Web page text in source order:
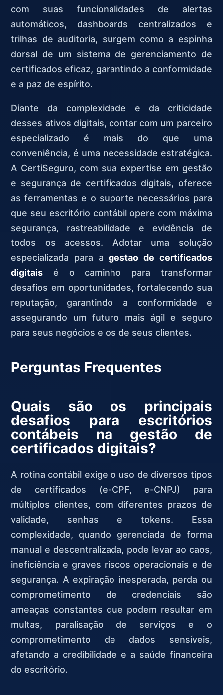
com suas funcionalidades de alertas
automáticos, dashboards centralizados e
trilhas de auditoria, surgem como a espinha
dorsal de um sistema de gerenciamento de
certificados eficaz, garantindo a conformidade
e a paz de espírito.
Diante da complexidade e da criticidade
desses ativos digitais, contar com um parceiro
especializado é mais do que uma
conveniência, é uma necessidade estratégica.
A CertiSeguro, com sua expertise em gestão
e segurança de certificados digitais, oferece
as ferramentas e o suporte necessários para
que seu escritório contábil opere com máxima
segurança, rastreabilidade e evidência de
todos os acessos. Adotar uma solução
especializada para agestao de certificados
digitais é o caminho para transformar
desafios em oportunidades, fortalecendo sua
reputação, garantindo a conformidade e
assegurando um futuro mais ágil e seguro
para seus negócios e os de seus clientes.
Perguntas Frequentes
Quais são os principais
desafios para escritórios
contábeis na gestão de
certificados digitais?
A rotina contábil exige o uso de diversos tipos
de certificados (e-CPF, e-CNPJ) para
múltiplos clientes, com diferentes prazos de
validade, senhas e tokens. Essa
complexidade, quando gerenciada de forma
manual e descentralizada, pode levar ao caos,
ineficiência e graves riscos operacionais e de
segurança. A expiração inesperada, perda ou
comprometimento de credenciais são
ameaças constantes que podem resultar em
multas, paralisação de serviços e o
comprometimento de dados sensíveis,
afetando a credibilidade e a saúde financeira
do escritório.